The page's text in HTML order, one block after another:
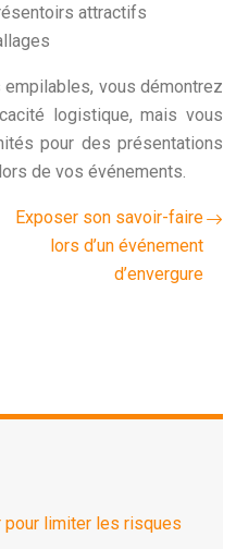
attractifs
vous démontrez
logistique, mais vous
pour des présentations
de vos événements.
Exposer son savoir-faire
lors d’un événement
d’envergure
pour limiter les risques